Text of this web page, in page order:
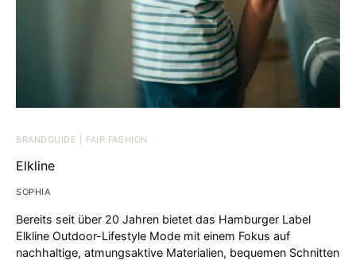
BRANDGUIDE | FAIR FASHION
Elkline
SOPHIA
Bereits seit über 20 Jahren bietet das Hamburger Label
Elkline Outdoor-Lifestyle Mode mit einem Fokus auf
nachhaltige, atmungsaktive Materialien, bequemen Schnitten